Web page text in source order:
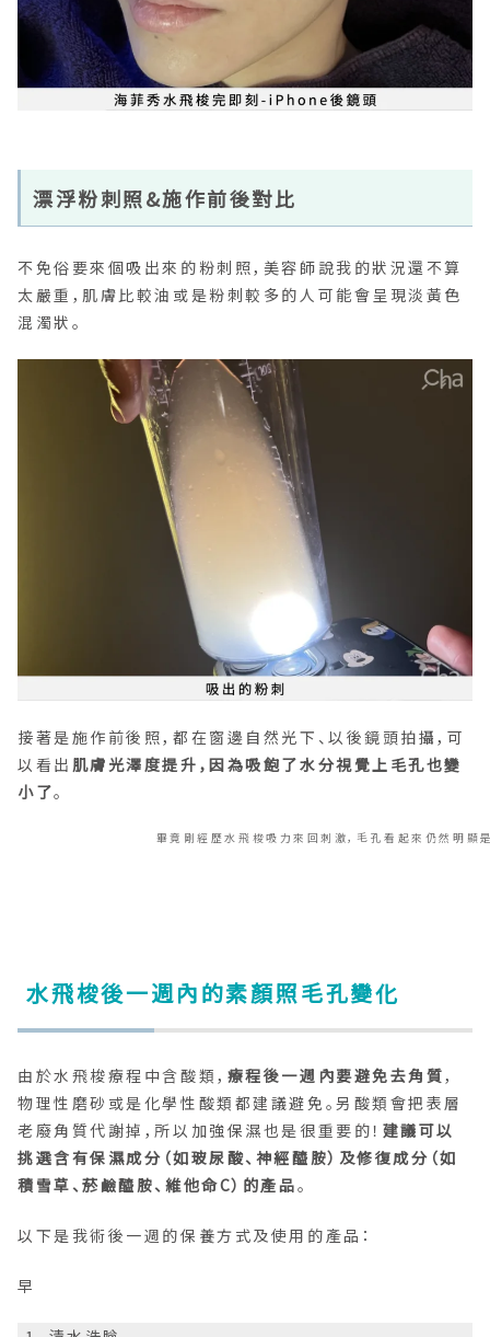
漂浮粉刺照&施作前後對比
不免俗要來個吸出來的粉刺照，美容師說我的狀況還不算
太嚴重，肌膚比較油或是粉刺較多的人可能會呈現淡黃色
混濁狀。
接著是施作前後照，都在窗邊自然光下、以後鏡頭拍攝，可
以看出 肌膚光澤度提升，因為吸飽了水分視覺上毛孔也變
小了。
畢竟剛經歷水飛梭吸力來回刺激，毛孔看起來仍然明顯
水飛梭後一週內的素顏照毛孔變化
由於水飛梭療程中含酸類， 療程後一週內要避免去角質，
物理性磨砂或是化學性酸類都建議避免。另酸類會把表層
老廢角質代謝掉，所以加強保濕也是很重要的！ 建議可以
挑選含有保濕成分（如玻尿酸、神經醯胺）及修復成分（如
積雪草、菸鹼醯胺、維他命C）的產品。
以下是我術後一週的保養方式及使用的產品：
早